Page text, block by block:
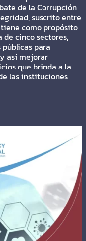
de la Corrupción
suscrito entre
tiene como propósito
cinco sectores,
para
así mejorar
que brinda a la
las instituciones